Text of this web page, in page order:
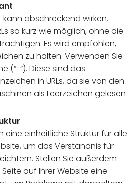
kann abschreckend wirken.
so kurz wie möglich, ohne die
Es wird empfohlen,
zu halten. Verwenden Sie
(“-“). Diese sind das
in URLs, da sie von den
als Leerzeichen gelesen
eine einheitliche Struktur für alle
um das Verständnis für
Stellen Sie außerdem
auf Ihrer Website eine